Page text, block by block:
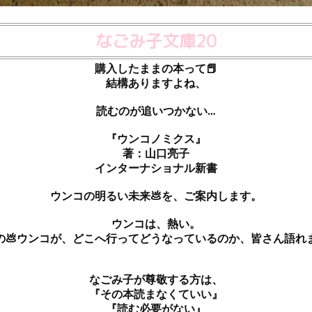
なごみ子文庫20
購入したままの本って📕
結構ありますよね、
読むのが追いつかない…
『ウンコノミクス』
著：山口亮子
インターナショナル新書
ウンコの明るい未来💩を、ご案内します。
ウンコは、熱い。
💩ウンコが、どこへ行ってどうなっているのか、皆さん語れ
なごみ子が尊敬する方は、
『その本読まなくていい』
『読む必要がない』